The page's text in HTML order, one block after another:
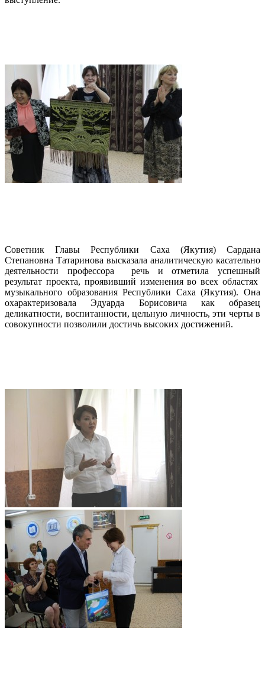
Советник Главы Республики Саха (Якутия) Сардана
Степановна Татаринова высказала аналитическую касательно
деятельности профессора речь и отметила успешный
результат проекта, проявивший изменения во всех областях
музыкального образования Республики Саха (Якутия). Она
охарактеризовала Эдуарда Борисовича как образец
деликатности, воспитанности, цельную личность, эти черты в
совокупности позволили достичь высоких достижений.